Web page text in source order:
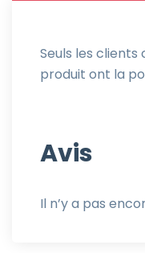
Avis
Il n’y a pas
Seuls les
produit ont la